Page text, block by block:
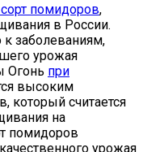
помидоров,
в России.
к заболеваниям,
урожая
Огонь при
высоким
который считается
на
помидоров
урожая